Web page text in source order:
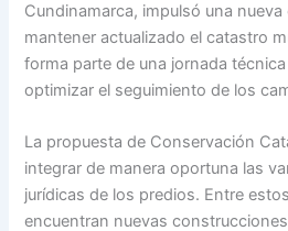
Cundinamarca, impulsó una
mantener actualizado el catastro
forma parte de una jornada
optimizar el seguimiento de los
La propuesta de Conservación
integrar de manera oportuna las
jurídicas de los predios. Entre
encuentran nuevas